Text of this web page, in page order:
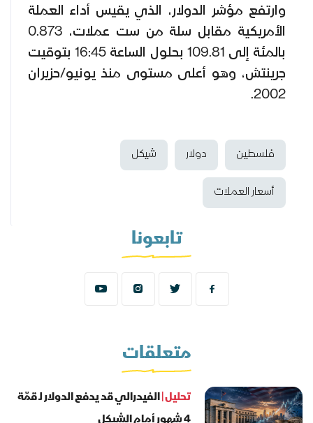
وارتفع مؤشر الدولار، الذي يقيس أداء العملة
الأمريكية مقابل سلة من ست عملات، 0.873
بالمئة إلى 109.81 بحلول الساعة 16:45 بتوقيت
جرينتش، وهو أعلى مستوى منذ يونيو/حزيران
2002.
فلسطين دولار شيكل
أسعار العملات
تابعونا
متعلقات
تحليل |الفيدرالي قد يدفع الدولار لـ قمّة